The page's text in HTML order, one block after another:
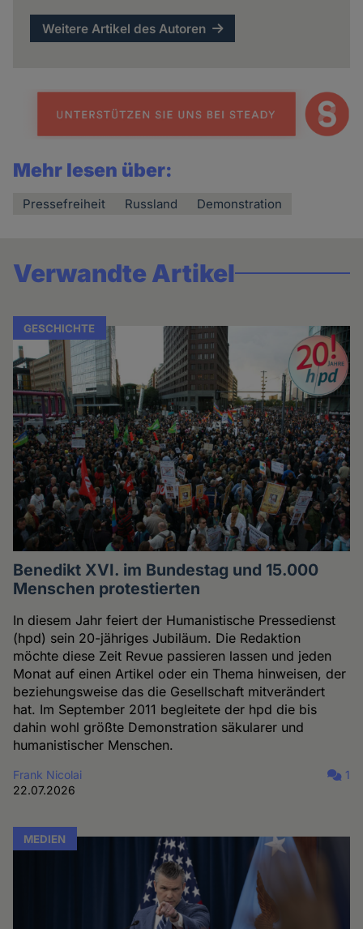
Weitere Artikel des Autoren
Mehr lesen über:
Pressefreiheit Russland Demonstration
Verwandte Artikel
GESCHICHTE
Benedikt XVI. im Bundestag und 15.000
Menschen protestierten
In diesem Jahr feiert der Humanistische Pressedienst
(hpd) sein 20-jähriges Jubiläum. Die Redaktion
möchte diese Zeit Revue passieren lassen und jeden
Monat auf einen Artikel oder ein Thema hinweisen, der
beziehungsweise das die Gesellschaft mitverändert
hat. Im September 2011 begleitete der hpd die bis
dahin wohl größte Demonstration säkularer und
humanistischer Menschen.
Frank Nicolai
22.07.2026
1
MEDIEN